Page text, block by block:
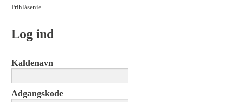
Prihlásenie
Log ind
Kaldenavn
Adgangskode